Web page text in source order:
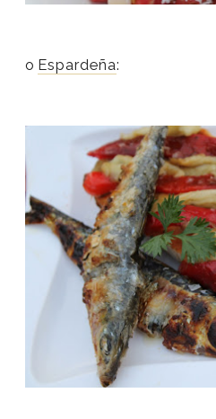
o Espardeña: